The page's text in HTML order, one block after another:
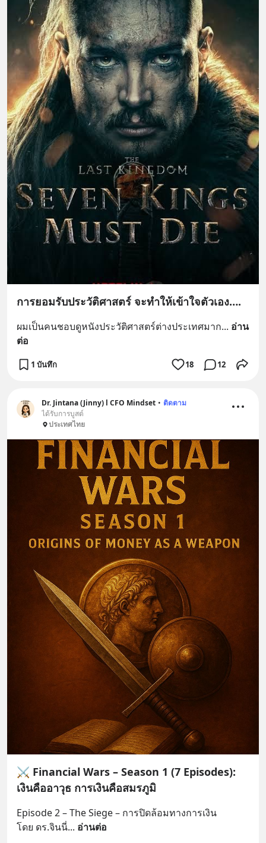
การยอมรับประวัติศาสตร์ จะทำให้เข้าใจตัวเอง….
ผมเป็นคนชอบดูหนังประวัติศาสตร์ต่างประเทศมาก... อ่าน
ต่อ
1 บันทึก 18 12
Dr. Jintana (Jinny) l CFO Mindset • ติดตาม
ได้รับการบูสต์
ประเทศไทย
⚔️ Financial Wars – Season 1 (7 Episodes):
เงินคืออาวุธ การเงินคือสมรภูมิ
Episode 2 – The Siege – การปิดล้อมทางการเงิน
โดย ดร.จินนี่... อ่านต่อ